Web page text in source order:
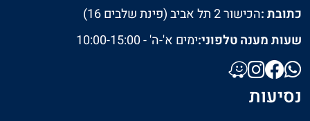
כתובת :הכישור 2 תל אביב (פינת שלבים 16)
שעות מענה טלפוני:ימים א'-ה' - 10:00-15:00
נסיעות